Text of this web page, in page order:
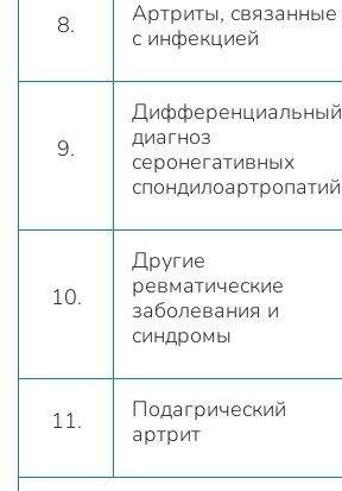
8.
Артриты, связанные
с инфекцией
9.
Дифференциальный
диагноз
серонегативных
спондилоартропатий
10.
Другие
ревматические
заболевания и
синдромы
11.
Подагрический
артрит